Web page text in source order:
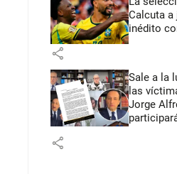
Calcuta a
inédito
share
Sale a la
las
Jorge
share